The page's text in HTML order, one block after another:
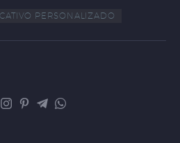
PERSONALIZADO